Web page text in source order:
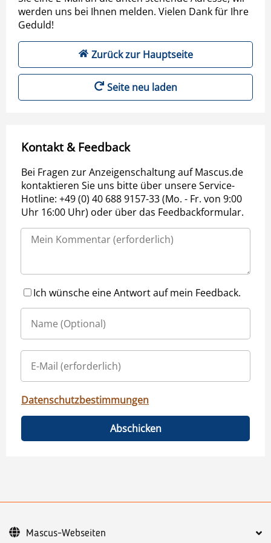
werden uns bei Ihnen melden. Vielen Dank für Ihre
Geduld!
Zurück zur Hauptseite
Seite neu laden
Kontakt & Feedback
Bei Fragen zur Anzeigenschaltung auf Mascus.de
kontaktieren Sie uns bitte über unsere Service-
Hotline: +49 (0) 40 688 9157-33 (Mo. - Fr. von 9:00
Uhr 16:00 Uhr) oder über das Feedbackformular.
Ich wünsche eine Antwort auf mein Feedback.
Datenschutzbestimmungen
Abschicken
Mascus-Webseiten